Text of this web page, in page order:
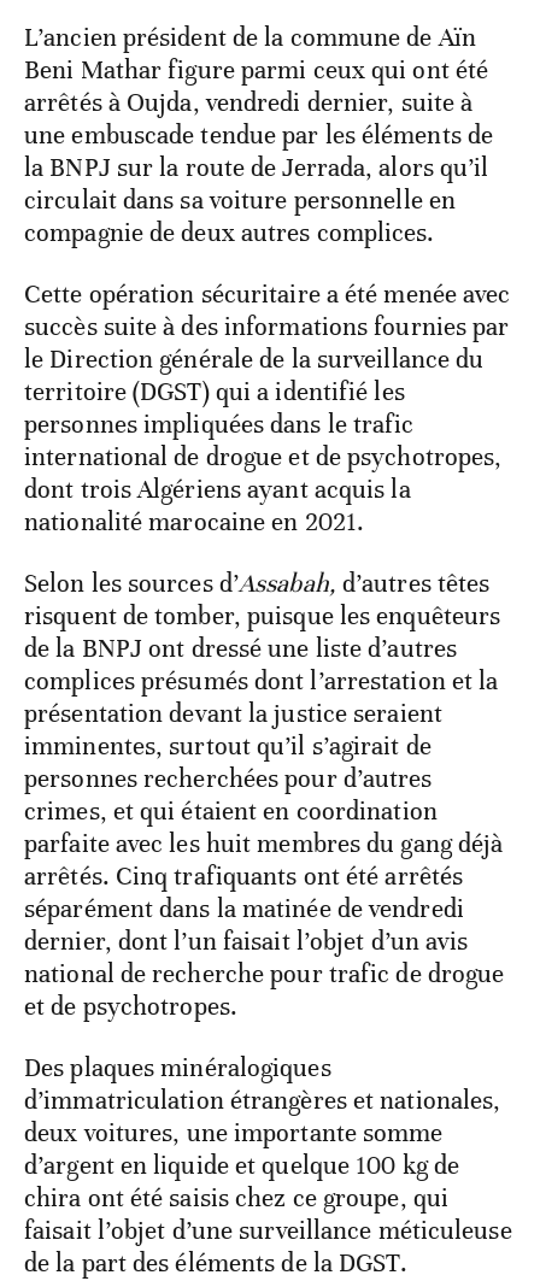
L’ancien président de la commune de Aïn
Beni Mathar figure parmi ceux qui ont été
arrêtés à Oujda, vendredi dernier, suite à
une embuscade tendue par les éléments de
la BNPJ sur la route de Jerrada, alors qu’il
circulait dans sa voiture personnelle en
compagnie de deux autres complices.
Cette opération sécuritaire a été menée avec
succès suite à des informations fournies par
le Direction générale de la surveillance du
territoire (DGST) qui a identifié les
personnes impliquées dans le trafic
international de drogue et de psychotropes,
dont trois Algériens ayant acquis la
nationalité marocaine en 2021.
Selon les sources d’Assabah, d’autres têtes
risquent de tomber, puisque les enquêteurs
de la BNPJ ont dressé une liste d’autres
complices présumés dont l’arrestation et la
présentation devant la justice seraient
imminentes, surtout qu’il s’agirait de
personnes recherchées pour d’autres
crimes, et qui étaient en coordination
parfaite avec les huit membres du gang déjà
arrêtés. Cinq trafiquants ont été arrêtés
séparément dans la matinée de vendredi
dernier, dont l’un faisait l’objet d’un avis
national de recherche pour trafic de drogue
et de psychotropes.
Des plaques minéralogiques
d’immatriculation étrangères et nationales,
deux voitures, une importante somme
d’argent en liquide et quelque 100 kg de
chira ont été saisis chez ce groupe, qui
faisait l’objet d’une surveillance méticuleuse
de la part des éléments de la DGST.